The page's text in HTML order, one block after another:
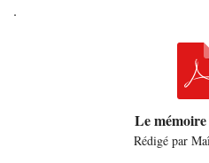
.
Le
Rédigé par